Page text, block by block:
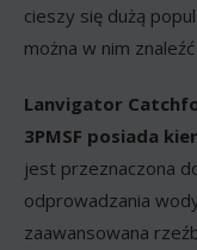
cieszy się dużą
można w nim
Lanvigator
3PMSF posiada
jest przeznaczona
odprowadzania
zaawansowana